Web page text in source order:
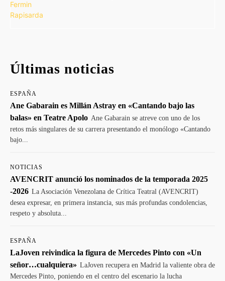
Últimas noticias
ESPAÑA
Ane Gabarain es Millán Astray en «Cantando bajo las
balas» en Teatre Apolo Ane Gabarain se atreve con uno de los
retos más singulares de su carrera presentando el monólogo «Cantando
bajo...
NOTICIAS
AVENCRIT anunció los nominados de la temporada 2025
-2026 La Asociación Venezolana de Crítica Teatral (AVENCRIT)
desea expresar, en primera instancia, sus más profundas condolencias,
respeto y absoluta...
ESPAÑA
LaJoven reivindica la figura de Mercedes Pinto con «Un
señor…cualquiera» LaJoven recupera en Madrid la valiente obra de
Mercedes Pinto, poniendo en el centro del escenario la lucha